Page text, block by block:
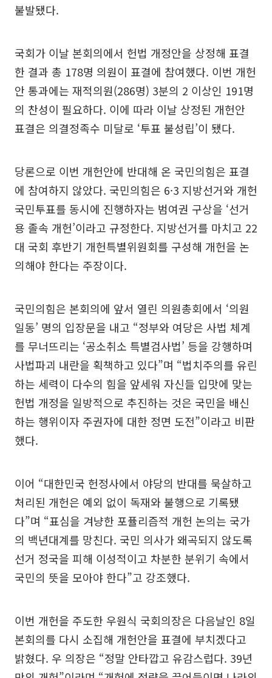
불발됐다.
국회가 이날 본회의에서 헌법 개정안을 상정해 표결
한 결과 총 178명 의원이 표결에 참여했다. 이번 개헌
안 통과에는 재적의원(286명) 3분의 2 이상인 191명
의 찬성이 필요하다. 이에 따라 이날 상정된 개헌안
표결은 의결정족수 미달로 ‘투표 불성립’이 됐다.
당론으로 이번 개헌안에 반대해 온 국민의힘은 표결
에 참여하지 않았다. 국민의힘은 6·3 지방선거와 개헌
국민투표를 동시에 진행하자는 범여권 구상을 ‘선거
용 졸속 개헌’이라고 규정한다. 지방선거를 마치고 22
대 국회 후반기 개헌특별위원회를 구성해 개헌을 논
의해야 한다는 주장이다.
국민의힘은 본회의에 앞서 열린 의원총회에서 ‘의원
일동’ 명의 입장문을 내고 “정부와 여당은 사법 체계
를 무너뜨리는 ‘공소취소 특별검사법’ 등을 강행하며
사법파괴 내란을 획책하고 있다”며 “법치주의를 유린
하는 세력이 다수의 힘을 앞세워 자신들 입맛에 맞는
헌법 개정을 일방적으로 추진하는 것은 국민을 배신
하는 행위이자 주권자에 대한 정면 도전”이라고 비판
했다.
이어 “대한민국 헌정사에서 야당의 반대를 묵살하고
처리된 개헌은 예외 없이 독재와 불행으로 기록됐
다”며 “표심을 겨냥한 포퓰리즘적 개헌 논의는 국가
의 백년대계를 망친다. 국민 의사가 왜곡되지 않도록
선거 정국을 피해 이성적이고 차분한 분위기 속에서
국민의 뜻을 모아야 한다”고 강조했다.
이번 개헌을 주도한 우원식 국회의장은 다음날인 8일
본회의를 다시 소집해 개헌안을 표결에 부치겠다고
밝혔다. 우 의장은 “정말 안타깝고 유감스럽다. 39년